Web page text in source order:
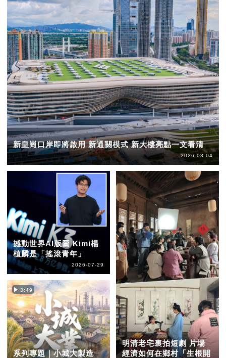
新皇崗口岸即將啟用 新通關模式 新大樓亮點一文看清
2026-08-04
撼動世界AI版圖 Kimi楊
植麟是「搖滾青年」
2026-07-29
3:49
系列專題｜小城大製造
明清老宅裏拍短劇 片場
經濟如何在鄉村「生根開